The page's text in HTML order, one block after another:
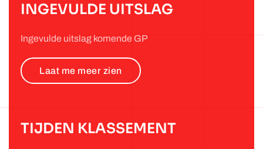
INGEVULDE UITSLAG
Ingevulde uitslag komende GP
Laat me meer zien
TIJDEN KLASSEMENT